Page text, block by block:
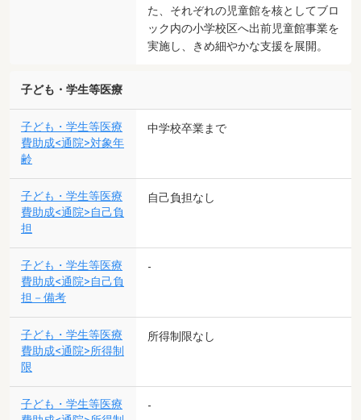
た、それぞれの児童館を核としてブロ
ック内の小学校区へ出前児童館事業を
実施し、きめ細やかな支援を展開。
子ども・学生等医療
子ども・学生等医療
費助成<通院>対象年
齢
中学校卒業まで
子ども・学生等医療
費助成<通院>自己負
担
自己負担なし
子ども・学生等医療
費助成<通院>自己負
担－備考
-
子ども・学生等医療
費助成<通院>所得制
限
所得制限なし
子ども・学生等医療
-